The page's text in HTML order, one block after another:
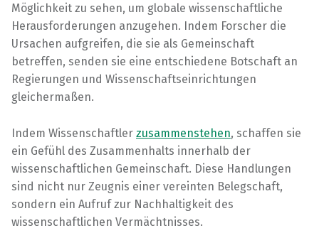
Möglichkeit zu sehen, um globale wissenschaftliche
Herausforderungen anzugehen. Indem Forscher die
Ursachen aufgreifen, die sie als Gemeinschaft
betreffen, senden sie eine entschiedene Botschaft an
Regierungen und Wissenschaftseinrichtungen
gleichermaßen.
Indem Wissenschaftler zusammenstehen, schaffen sie
ein Gefühl des Zusammenhalts innerhalb der
wissenschaftlichen Gemeinschaft. Diese Handlungen
sind nicht nur Zeugnis einer vereinten Belegschaft,
sondern ein Aufruf zur Nachhaltigkeit des
wissenschaftlichen Vermächtnisses.